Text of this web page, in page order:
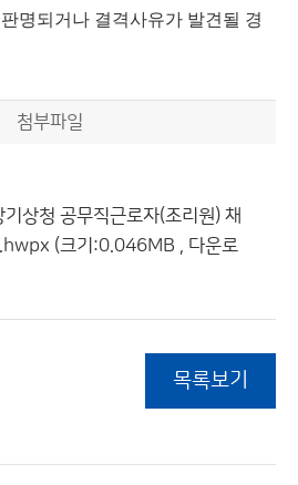
명되거나 결격사유가 발견될 경
첨부파일
상청 공무직근로자(조리원) 채
(크기:0.046MB , 다운로
목록보기